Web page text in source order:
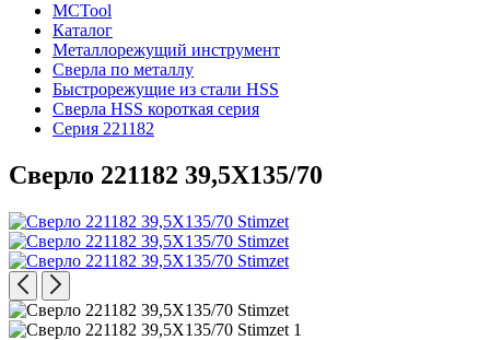
MCTool
Каталог
Металлорежущий инструмент
Сверла по металлу
Быстрорежущие из стали HSS
Сверла HSS короткая серия
Серия 221182
Сверло 221182 39,5X135/70